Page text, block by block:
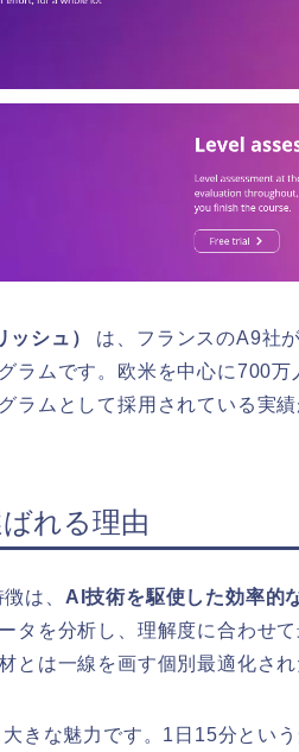
シュ）
は、フランスのA9社
ラムです。欧米を中心に700
ラムとして採用されている実績
れる理由
は、 AI技術を駆使した効率的
タを分析し、理解度に合わせ
とは一線を画す個別最適化さ
きな魅力です。1日15分とい